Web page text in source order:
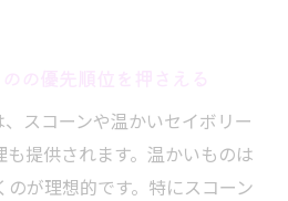
スコーンや温かいセイボリー
提供されます。温かいものは
が理想的です。特にスコーン